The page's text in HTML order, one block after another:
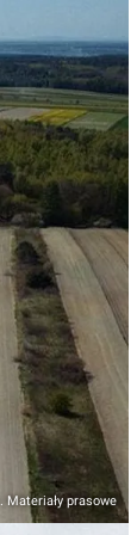
Materiały prasowe